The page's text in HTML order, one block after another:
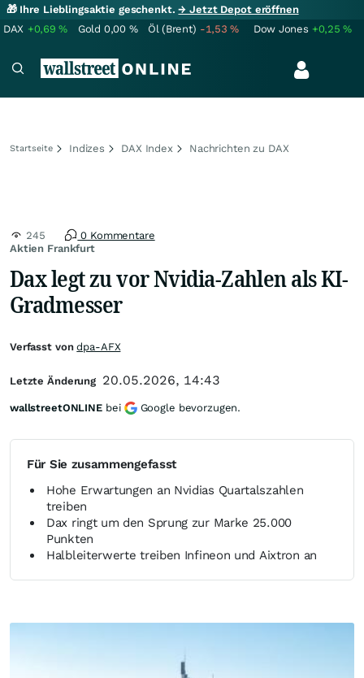
🎁 Ihre Lieblingsaktie geschenkt.→ Jetzt Depot eröffnen
DAX +0,69% Gold 0,00 % Öl (Brent) -1,53% Dow Jones +0,25%
Startseite Indizes DAX Index Nachrichten zu DAX
Aktien Frankfurt
245 0 Kommentare
Dax legt zu vor Nvidia-Zahlen als KI-
Gradmesser
Für Sie zusammengefasst
Hohe Erwartungen an Nvidias Quartalszahlen
treiben
Dax ringt um den Sprung zur Marke 25.000
Punkten
Halbleiterwerte treiben Infineon und Aixtron an
Verfasst vondpa-AFX
Letzte Änderung 20.05.2026, 14:43
wallstreetONLINE bei Google bevorzugen.